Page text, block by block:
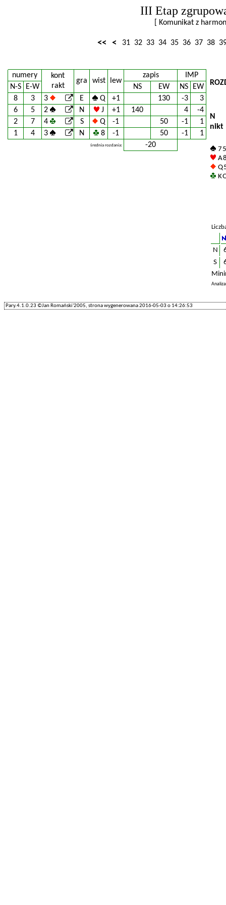
III Etap
[ Komunikat z
<< < 31 32 33 34 35 36 37 38
numery
kont
rakt
gra wist lew
zapis
IMP
N-S
E-W NS EW NS
EW
8
3 3 E Q +1 130 -3
3
6
5 2 N J +1 140 4
-4
2
7 4 S Q -1 50 -1
1
1
4 3 N 8 -1 50 -1 1
średnia rozdania: -20
N
nikt
7 5
A
Q
K
N
S
Pary.4.1.0.23 ©Jan Romański'2005, strona wygenerowana 2016-05-03 o 14:26:53